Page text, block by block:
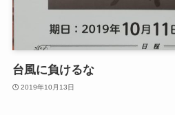
台風に負けるな
2019年10月13日